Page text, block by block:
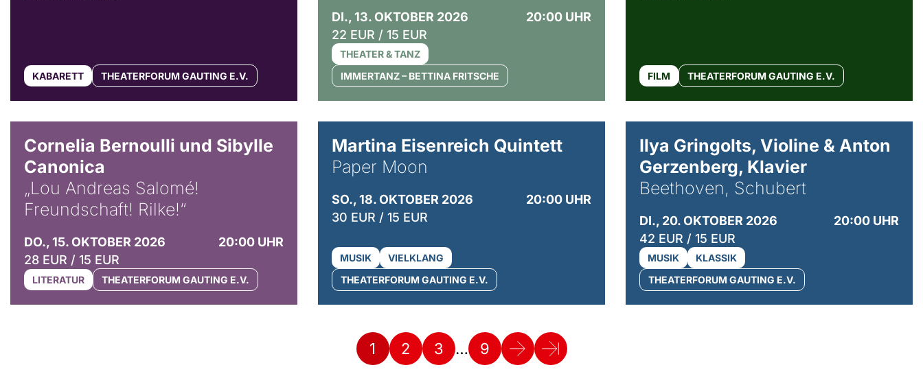
KABARETT THEATERFORUM GAUTING E.V.
DI., 13. OKTOBER 2026
20:00 UHR
22 EUR / 15 EUR
THEATER & TANZ
IMMERTANZ – BETTINA FRITSCHE
FILM THEATERFORUM GAUTING E.V.
Cornelia Bernoulli und Sibylle
Canonica
„Lou Andreas Salomé!
Freundschaft! Rilke!“
DO., 15. OKTOBER 2026
20:00 UHR
28 EUR / 15 EUR
LITERATUR THEATERFORUM GAUTING E.V.
Martina Eisenreich Quintett
Paper Moon
SO., 18. OKTOBER 2026
20:00 UHR
30 EUR / 15 EUR
MUSIK
VIELKLANG
THEATERFORUM GAUTING E.V.
Ilya Gringolts, Violine & Anton
Gerzenberg, Klavier
Beethoven, Schubert
DI., 20. OKTOBER 2026
20:00 UHR
42 EUR / 15 EUR
MUSIK
KLASSIK
THEATERFORUM GAUTING E.V.
1 2 3 … 9